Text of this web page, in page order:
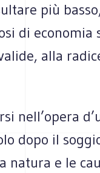
più
di economia
alla
nell’opera
dopo il
natura e le